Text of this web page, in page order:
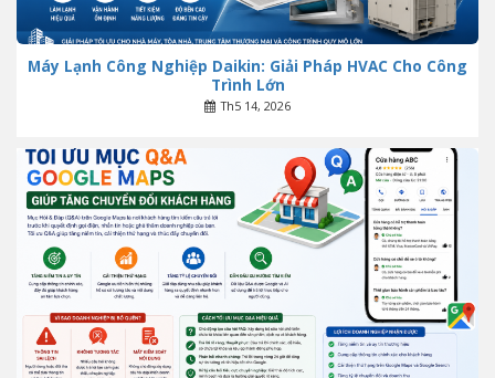
Máy Lạnh Công Nghiệp Daikin: Giải Pháp HVAC Cho Công
Trình Lớn
Th5 14, 2026